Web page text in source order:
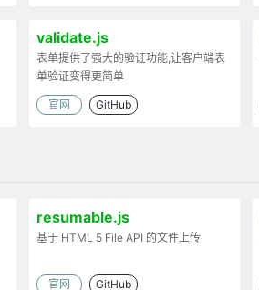
validate.js
表单提供了强大的验证功能,让客户端表
单验证变得更简单
官网 GitHub
resumable.js
基于 HTML 5 File API 的文件上传
官网 GitHub